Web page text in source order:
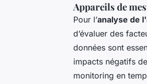
Appareils de
Pour l’analyse de
d’évaluer des
données sont
impacts négatifs
monitoring en